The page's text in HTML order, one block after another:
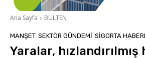
Ana Sayfa BÜLTEN
MANŞET SEKTÖR GÜNDEMİ SIGORTA
Yaralar, hızlandırılmış